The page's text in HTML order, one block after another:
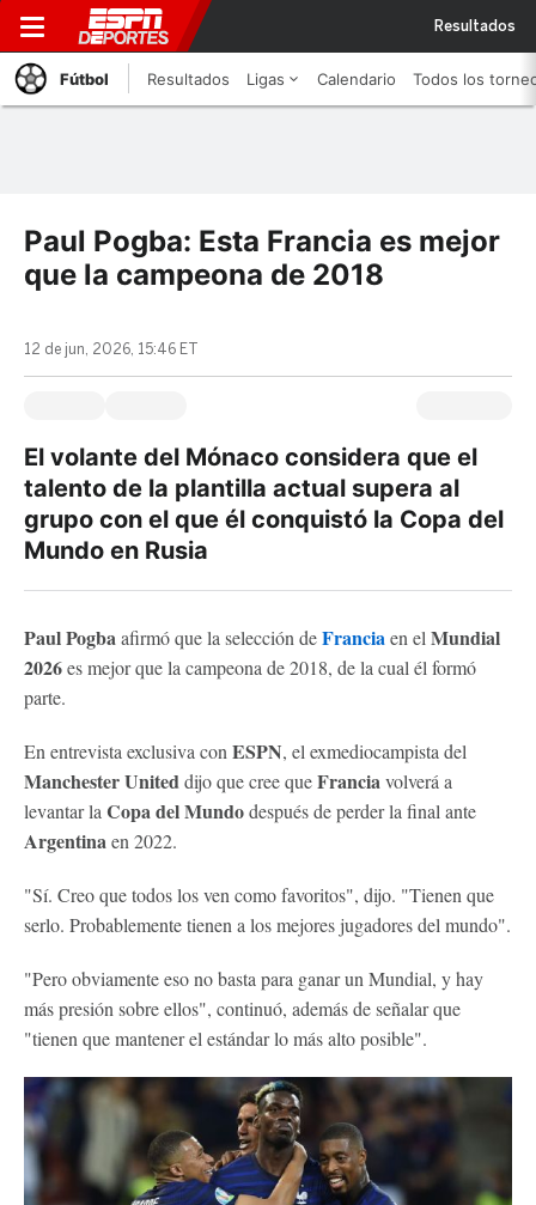
Resultados
Fútbol Resultados Ligas Calendario Todos los
Paul Pogba: Esta Francia es mejor
que la campeona de 2018
12 de jun, 2026, 15:46 ET
El volante del Mónaco considera que el
talento de la plantilla actual supera al
grupo con el que él conquistó la Copa del
Mundo en Rusia
Paul Pogbaafirmó que la selección deFranciaen el Mundial
2026es mejor que la campeona de 2018, de la cual él formó
parte.
En entrevista exclusiva con ESPN, el exmediocampista del
Manchester Uniteddijo que cree queFranciavolverá a
levantar la Copa del Mundodespués de perder la final ante
Argentinaen 2022.
"Sí. Creo que todos los ven como favoritos", dijo. "Tienen que
serlo. Probablemente tienen a los mejores jugadores del mundo".
"Pero obviamente eso no basta para ganar un Mundial, y hay
más presión sobre ellos", continuó, además de señalar que
"tienen que mantener el estándar lo más alto posible".